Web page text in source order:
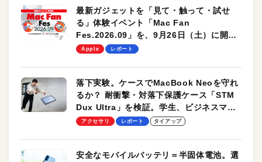
最新ガジェットを「見て・触って・試せ
る」体験イベント「Mac Fan
Fes.2026.09」を、9月26日（土）に開催
します！
Apple レポート
落下実験。ケースでMacBook Neoを守れ
るか？ 耐衝撃・対落下保護ケース「STM
Dux Ultra」を検証。学生、ビジネスマン
のモバイルユースに最適！
アクセサリ レポート タイアップ
安全なモバイルバッテリ＝半固体電池。選